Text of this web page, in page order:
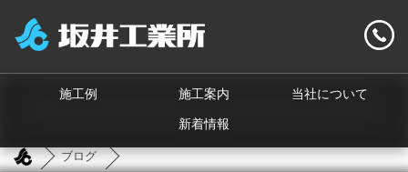
施工例 施工案内 当社について
新着情報
ブログ